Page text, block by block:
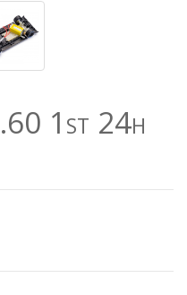
1st 24h